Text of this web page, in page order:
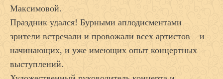
Максимовой.
Праздник удался! Бурными аплодисментами
зрители встречали и провожали всех артистов – и
начинающих, и уже имеющих опыт концертных
выступлений.